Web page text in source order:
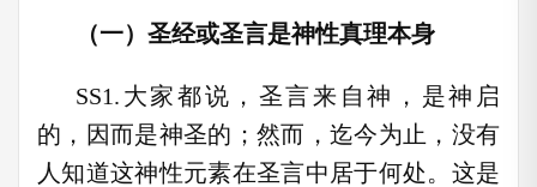
（一）圣经或圣言是神性真理本身
SS1.大家都说，圣言来自神，是神启
的，因而是神圣的；然而，迄今为止，没有
人知道这神性元素在圣言中居于何处。这是